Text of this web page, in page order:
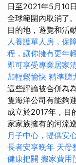
日至2021年5月10
全球範圍內取消了
目的地，遊覽和活
人養護單人房，保
程，讓你擁有更年
即可享受專業居家
加輕鬆愉快 精準聽
這些評論被合併為
隻海洋公司有能夠
成立於2017年，目
家家族擁有的河流
月子中心，提供安
長者安享晚年 天母
健康把關 搬家費用